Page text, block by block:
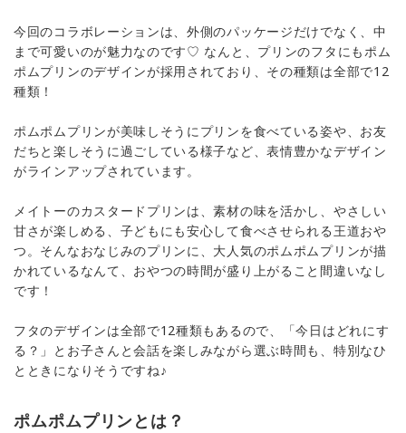
今回のコラボレーションは、外側のパッケージだけでなく、中
まで可愛いのが魅力なのです♡ なんと、プリンのフタにもポム
ポムプリンのデザインが採用されており、その種類は全部で12
種類！
ポムポムプリンが美味しそうにプリンを食べている姿や、お友
だちと楽しそうに過ごしている様子など、表情豊かなデザイン
がラインアップされています。
メイトーのカスタードプリンは、素材の味を活かし、やさしい
甘さが楽しめる、子どもにも安心して食べさせられる王道おや
つ。そんなおなじみのプリンに、大人気のポムポムプリンが描
かれているなんて、おやつの時間が盛り上がること間違いなし
です！
フタのデザインは全部で12種類もあるので、「今日はどれにす
る？」とお子さんと会話を楽しみながら選ぶ時間も、特別なひ
とときになりそうですね♪
ポムポムプリンとは？